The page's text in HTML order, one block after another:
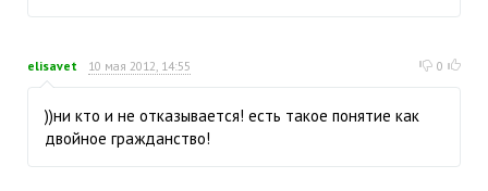
elisavet 10 мая 2012, 14:55 0
))ни кто и не отказывается! есть такое понятие как
двойное гражданство!